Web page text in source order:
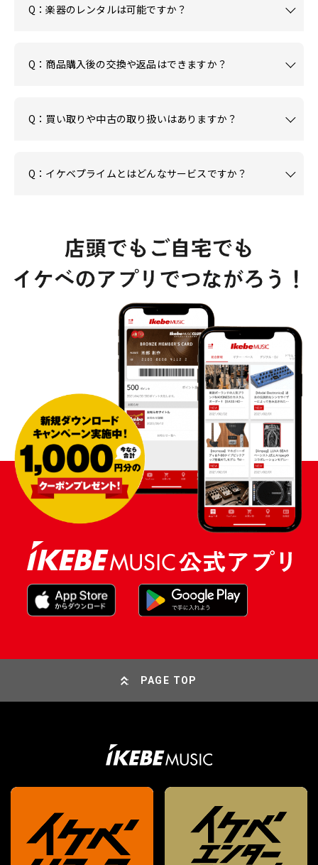
Q：楽器のレンタルは可能ですか？
Q：商品購入後の交換や返品はできますか？
Q：買い取りや中古の取り扱いはありますか？
Q：イケベプライムとはどんなサービスですか？
PAGE TOP